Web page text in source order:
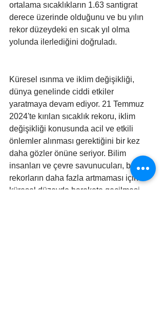
ortalama sıcaklıkların 1.63 santigrat
derece üzerinde olduğunu ve bu yılın
rekor düzeydeki en sıcak yıl olma
yolunda ilerlediğini doğruladı.
Küresel ısınma ve iklim değişikliği,
dünya genelinde ciddi etkiler
yaratmaya devam ediyor. 21 Temmuz
2024'te kırılan sıcaklık rekoru, iklim
değişikliği konusunda acil ve etkili
önlemler alınması gerektiğini bir kez
daha gözler önüne seriyor. Bilim
insanları ve çevre savunucuları, bu
rekorların daha fazla artmaması için
küresel düzeyde harekete geçilmesi